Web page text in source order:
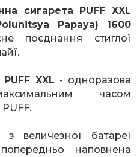
сигарета PUFF XXL
Papaya) 1600
поєднання стиглої
PUFF XXL - одноразова
часом
PUFF.
з величезної батареї
наповнена